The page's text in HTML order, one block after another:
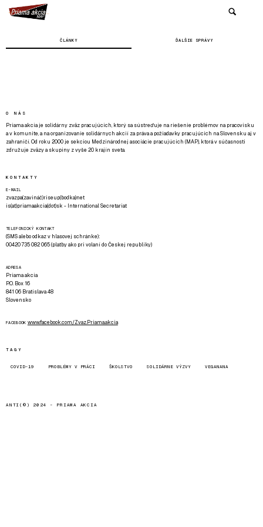
ČLÁNKY ĎALŠIE SPRÁVY
O NÁS
Priama akcia je solidárny zväz pracujúcich, ktorý sa sústreďuje na riešenie problémov na pracovisku
a v komunite, a na organizovanie solidárnych akcií za práva a požiadavky pracujúcich na Slovensku aj v
zahraničí. Od roku 2000 je sekciou Medzinárodnej asociácie pracujúcich (MAP), ktorá v súčasnosti
združuje zväzy a skupiny z vyše 20 krajín sveta.
KONTAKTY
E-MAIL
zvazpa(zavináč)riseup(bodka)net
is(at)priamaakcia(dot)sk - International Secretariat
TELEFONICKÝ KONTAKT
(SMS alebo odkaz v hlasovej schránke):
00420 735 082 065 (platby ako pri volaní do Českej republiky)
ADRESA
Priama akcia
P.O. Box 16
841 06 Bratislava 48
Slovensko
FACEBOOK www.facebook.com/Zvaz.Priama.akcia
TAGY
COVID-19 PROBLÉMY V PRÁCI ŠKOLSTVO SOLIDÁRNE VÝZVY VEGANANA
ANTI(©) 2024 - PRIAMA AKCIA